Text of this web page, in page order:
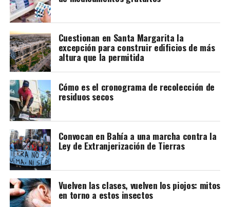
Cuestionan en Santa Margarita la
excepción para construir edificios de más
altura que la permitida
Cómo es el cronograma de recolección de
residuos secos
Convocan en Bahía a una marcha contra la
Ley de Extranjerización de Tierras
Vuelven las clases, vuelven los piojos: mitos
en torno a estos insectos